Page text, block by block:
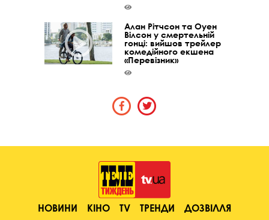
Алан Рітчсон та Оуен
Вілсон у смертельній
гонці: вийшов трейлер
комедійного екшена
«Перевізник»
НОВИНИ КІНО TV ТРЕНДИ
ДОЗВІЛЛЯ